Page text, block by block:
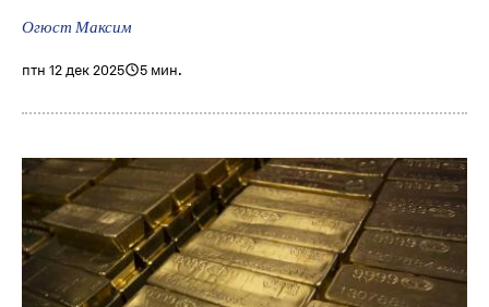
Огюст Максим
птн 12 дек 2025 5 мин.